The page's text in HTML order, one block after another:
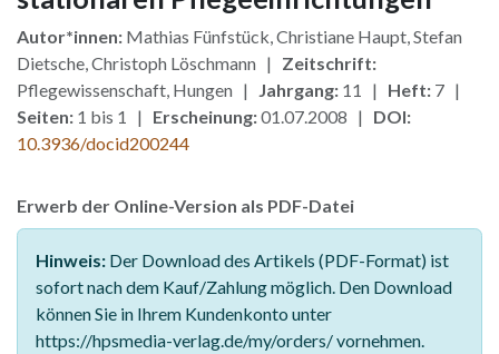
Autor*innen: Mathias Fünfstück, Christiane Haupt, Stefan
Dietsche, Christoph Löschmann | Zeitschrift:
Pflegewissenschaft, Hungen | Jahrgang: 11 | Heft: 7 |
Seiten: 1 bis 1 | Erscheinung:01.07.2008 | DOI:
10.3936/docid200244
Erwerb der Online-Version als PDF-Datei
Hinweis: Der Download des Artikels (PDF-Format) ist
sofort nach dem Kauf/Zahlung möglich. Den Download
können Sie in Ihrem Kundenkonto unter
https://hpsmedia-verlag.de/my/orders/ vornehmen.